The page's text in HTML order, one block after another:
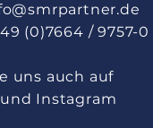
(0)7664 / 9757-0
uns auch auf
Instagram